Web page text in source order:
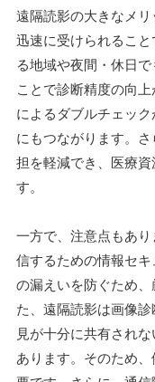
遠隔読影の大きなメ
迅速に受けられるこ
る地域や夜間・休日
ことで診断精度の向
によるダブルチェッ
にもつながります。
担を軽減でき、医療
す。
一方で、注意点もあ
信するための情報セ
の漏えいを防ぐため
た、遠隔読影は画像
見が十分に共有され
あります。そのため